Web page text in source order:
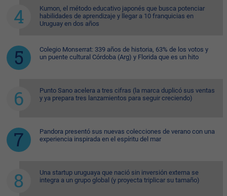
Kumon, el método educativo japonés que busca potenciar
habilidades de aprendizaje y llegar a 10 franquicias en
Uruguay en dos años
Colegio Monserrat: 339 años de historia, 63% de los votos y
un puente cultural Córdoba (Arg) y Florida que es un hito
Punto Sano acelera a tres cifras (la marca duplicó sus ventas
y ya prepara tres lanzamientos para seguir creciendo)
Pandora presentó sus nuevas colecciones de verano con una
experiencia inspirada en el espíritu del mar
Una startup uruguaya que nació sin inversión externa se
integra a un grupo global (y proyecta triplicar su tamaño)